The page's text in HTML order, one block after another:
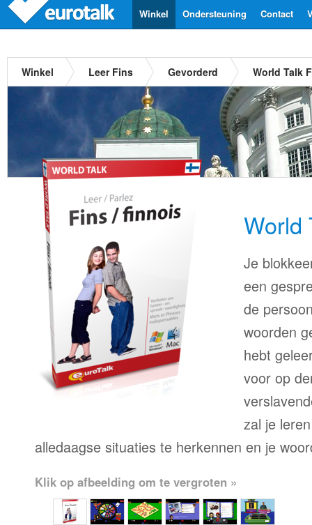
Contact
Ondersteuning
Winkel
Winkel Leer Fins Gevorderd World Talk
World
Je
een
de
woorden
hebt
voor op
zal je
alledaagse situaties te herkennen en je
Klik op afbeelding om te vergroten »